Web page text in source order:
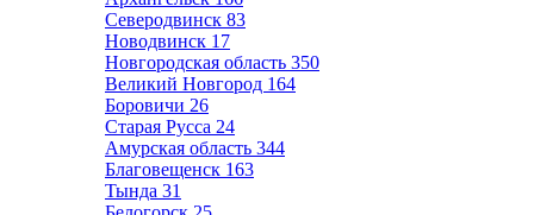
Северодвинск 83
Новодвинск 17
Новгородская область 350
Великий Новгород 164
Боровичи 26
Старая Русса 24
Амурская область 344
Благовещенск 163
Тында 31